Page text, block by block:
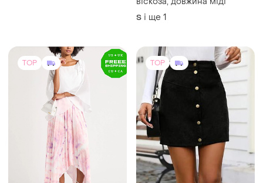
9000 грн 500 грн
Спідниця замшева чорна